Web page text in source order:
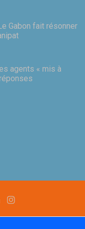
Gabon fait résonner
agents « mis à